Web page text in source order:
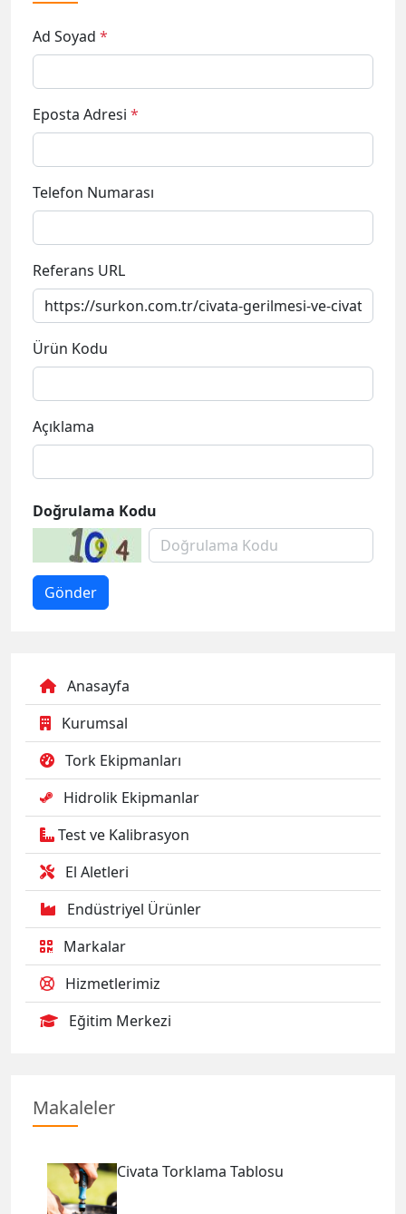
Ad Soyad *
Eposta Adresi *
Telefon Numarası
Referans URL
Ürün Kodu
Açıklama
Doğrulama Kodu
Anasayfa
Kurumsal
Tork Ekipmanları
Hidrolik Ekipmanlar
Test ve Kalibrasyon
El Aletleri
Endüstriyel Ürünler
Markalar
Hizmetlerimiz
Eğitim Merkezi
Makaleler
Civata Torklama Tablosu